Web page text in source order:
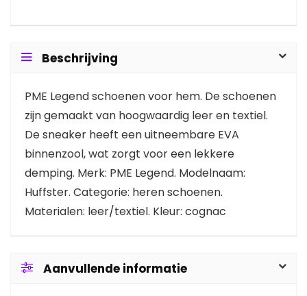
Beschrijving
PME Legend schoenen voor hem. De schoenen
zijn gemaakt van hoogwaardig leer en textiel.
De sneaker heeft een uitneembare EVA
binnenzool, wat zorgt voor een lekkere
demping. Merk: PME Legend. Modelnaam:
Huffster. Categorie: heren schoenen.
Materialen: leer/textiel. Kleur: cognac
Aanvullende informatie